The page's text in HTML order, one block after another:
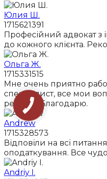
Юлия Ш.
1715621391
Професійний адвокат з
до кожного клієнта.
Ольга Ж.
1715331515
Мне очень приятно
специалист, все мои
решены.Благодарю.
Andrew
1715328573
Відповіли на всі
оподаткування. Все
Andriy I.